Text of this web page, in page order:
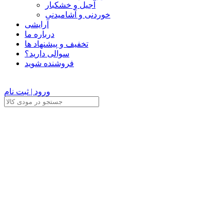
آجیل و خشکبار
خوردنی و آشامیدنی
آرایشی
درباره ما
تخفیف و پیشنهاد ها
سوالی دارید؟
فروشنده شوید
ورود | ثبت نام